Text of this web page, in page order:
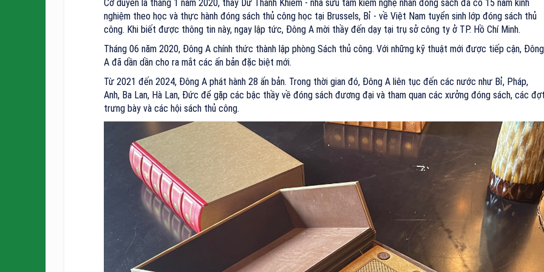
Cơ duyên là tháng 1 năm 2020, thầy Dư Thanh Khiêm - nhà sưu tầm kiêm nghệ nhân đóng sách đã có 15 năm kinh
nghiệm theo học và thực hành đóng sách thủ công học tại Brussels, Bỉ - về Việt Nam tuyển sinh lớp đóng sách thủ
công. Khi biết được thông tin này, ngay lập tức, Đông A mời thầy đến dạy tại trụ sở công ty ở TP. Hồ Chí Minh.
Tháng 06 năm 2020, Đông A chính thức thành lập phòng Sách thủ công. Với những kỹ thuật mới được tiếp cận, Đông
A đã dần dần cho ra mắt các ấn bản đặc biệt mới.
Từ 2021 đến 2024, Đông A phát hành 28 ấn bản. Trong thời gian đó, Đông A liên tục đến các nước như Bỉ, Pháp,
Anh, Ba Lan, Hà Lan, Đức để gặp các bậc thầy về đóng sách đương đại và tham quan các xưởng đóng sách, các
trưng bày và các hội sách thủ công.